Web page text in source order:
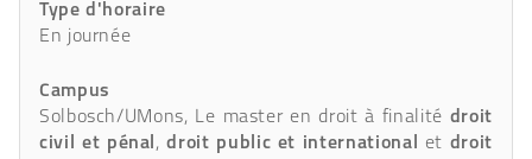
Type d'horaire
En journée
Campus
Solbosch/UMons, Le master en droit à finalité droit
civil et pénal,droit public et international et droit